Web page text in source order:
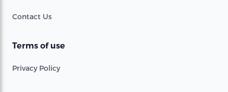
Contact Us
Terms of use
Privacy Policy